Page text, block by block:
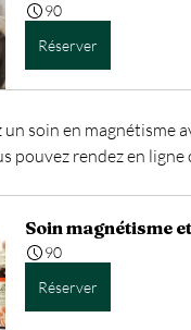
90
Réserver
un soin en magnétisme
pouvez rendez en ligne
Soin magnétisme
90
Réserver